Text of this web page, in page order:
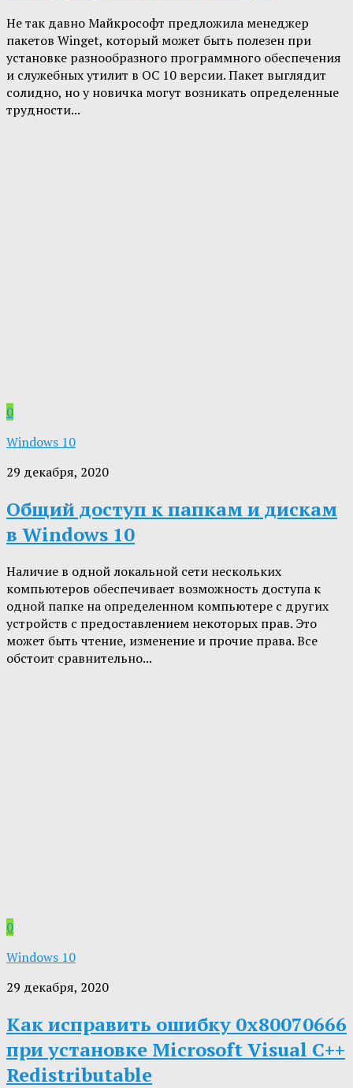
Не так давно Майкрософт предложила менеджер
пакетов Winget, который может быть полезен при
установке разнообразного программного обеспечения
и служебных утилит в ОС 10 версии. Пакет выглядит
солидно, но у новичка могут возникать определенные
трудности...
0
Windows 10
29 декабря, 2020
Общий доступ к папкам и дискам
в Windows 10
Наличие в одной локальной сети нескольких
компьютеров обеспечивает возможность доступа к
одной папке на определенном компьютере с других
устройств с предоставлением некоторых прав. Это
может быть чтение, изменение и прочие права. Все
обстоит сравнительно...
0
Windows 10
29 декабря, 2020
Как исправить ошибку 0x80070666
при установке Microsoft Visual C++
Redistributable